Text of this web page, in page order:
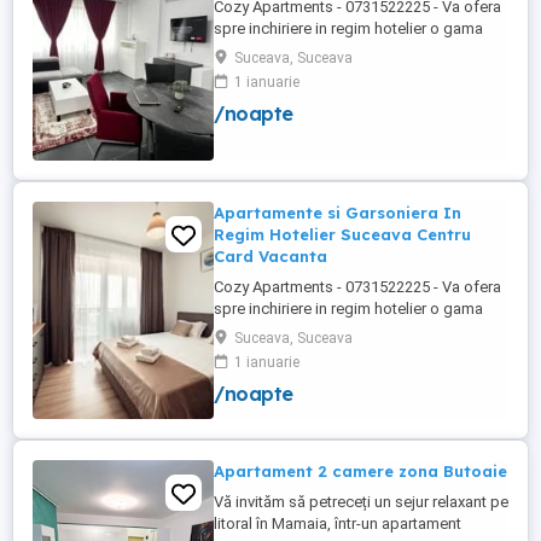
Cozy Apartments - 0731522225 - Va ofera
spre inchiriere in regim hotelier o gama
variata de apartamente si garsoniere
situate in puncte cheie ale orasului
Suceava: Bulevardul George Enescu. In
centrul Orasului pe Esplanada langa
Suceava, Suceava
1 ianuarie
/noapte
Apartamente si Garsoniera In
Regim Hotelier Suceava Centru
Card Vacanta
Cozy Apartments - 0731522225 - Va ofera
spre inchiriere in regim hotelier o gama
variata de apartamente si garsoniere
situate in puncte cheie ale orasului
Suceava: Bulevardul George Enescu. In
centrul Orasului pe Esplanada langa
Zamca Burdujeni Ipotesti Pentru ...
Suceava, Suceava
1 ianuarie
/noapte
Apartament 2 camere zona Butoaie
Vă invităm să petreceți un sejur relaxant pe
litoral în Mamaia, într-un apartament